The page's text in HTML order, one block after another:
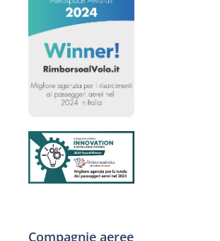
Compagnie aeree